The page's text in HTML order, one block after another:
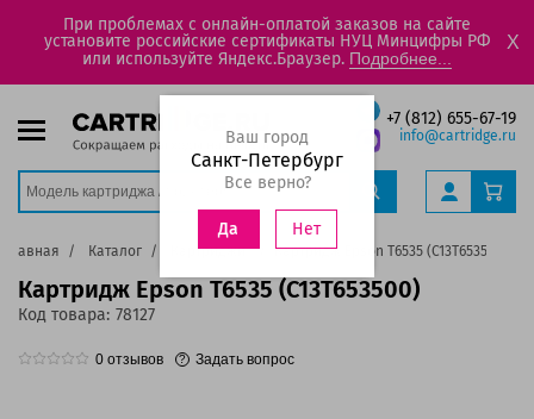
При проблемах с онлайн-оплатой заказов на сайте
установите российские сертификаты НУЦ Минцифры РФ
или используйте Яндекс.Браузер. Подробнее...
X
+7 (812) 655-67-19
info@cartridge.ru
Ваш город
Санкт-Петербург
Все верно?
Да Нет
Главная Каталог Картриджи Картридж Epson T6535 (C13T653500)
Картридж Epson T6535 (C13T653500)
Код товара: 78127
0 отзывов Задать вопрос